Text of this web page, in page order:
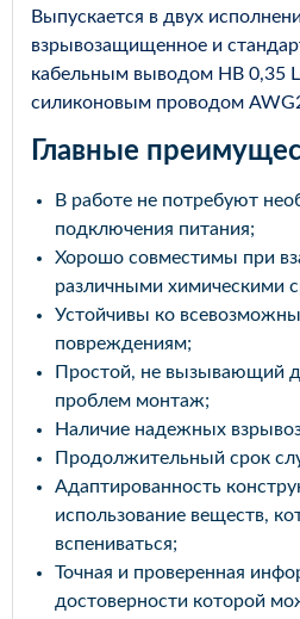
Выпускается в двух
взрывозащищенное и
кабельным выводом НВ 0,35
силиконовым проводом
Главные
В работе не потребуют
подключения питания;
Хорошо совместимы при
различными химическими
Устойчивы ко
повреждениям;
Простой, не вызывающий
проблем монтаж;
Наличие надежных
Продолжительный срок
Адаптированность
использование веществ,
вспениваться;
Точная и проверенная
достоверности которой